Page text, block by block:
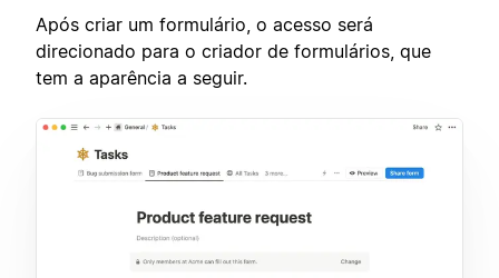
Após criar um formulário, o acesso será
direcionado para o criador de formulários, que
tem a aparência a seguir.